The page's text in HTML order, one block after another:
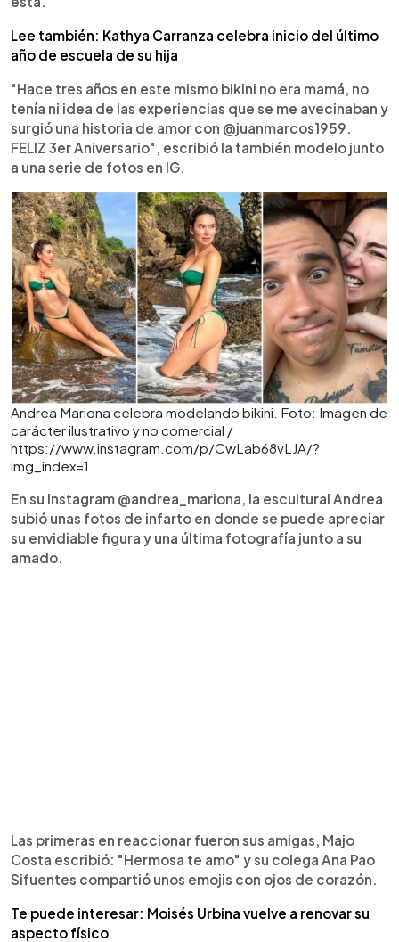
Lee también: Kathya Carranza celebra inicio del último
año de escuela de su hija
"Hace tres años en este mismo bikini no era mamá, no
tenía ni idea de las experiencias que se me avecinaban y
surgió una historia de amor con @juanmarcos1959.
FELIZ 3er Aniversario", escribió la también modelo junto
a una serie de fotos en IG.
Andrea Mariona celebra modelando bikini. Foto: Imagen de
carácter ilustrativo y no comercial /
https://www.instagram.com/p/CwLab68vLJA/?
img_index=1
En su Instagram @andrea_mariona, la escultural Andrea
subió unas fotos de infarto en donde se puede apreciar
su envidiable figura y una última fotografía junto a su
amado.
Las primeras en reaccionar fueron sus amigas, Majo
Costa escribió: "Hermosa te amo" y su colega Ana Pao
Sifuentes compartió unos emojis con ojos de corazón.
Te puede interesar: Moisés Urbina vuelve a renovar su
aspecto físico